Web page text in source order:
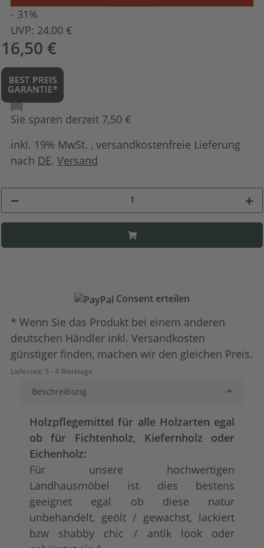
- 31%
UVP: 24,00 €
16,50 €
Sie sparen derzeit 7,50 €
inkl. 19% MwSt. , versandkostenfreie Lieferung
nach DE.Versand
Consent erteilen
* Wenn Sie das Produkt bei einem anderen
deutschen Händler inkl. Versandkosten
günstiger finden, machen wir den gleichen Preis.
Lieferzeit: 3 - 4 Werktage
Beschreibung
Holzpflegemittel für alle Holzarten egal
ob für Fichtenholz, Kiefernholz oder
Eichenholz:
Für unsere hochwertigen
Landhausmöbel ist dies bestens
geeignet egal ob diese natur
unbehandelt, geölt / gewachst, lackiert
bzw shabby chic / antik lookoder